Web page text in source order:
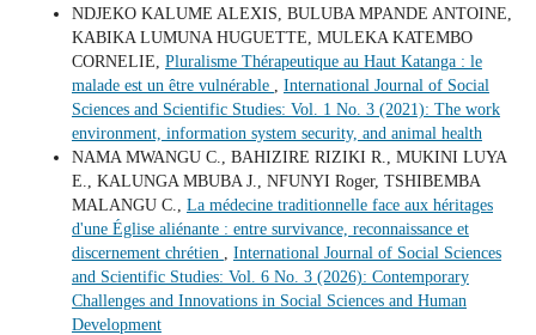
NDJEKO KALUME ALEXIS, BULUBA MPANDE ANTOINE,
KABIKA LUMUNA HUGUETTE, MULEKA KATEMBO
CORNELIE, Pluralisme Thérapeutique au Haut Katanga : le
malade est un être vulnérable
International Journal of Social
Sciences and Scientific Studies: Vol. 1 No. 3 (2021): The work
environment, information system security, and animal health
NAMA MWANGU C., BAHIZIRE RIZIKI R., MUKINI LUYA
E., KALUNGA MBUBA J., NFUNYI Roger, TSHIBEMBA
MALANGU C., La médecine traditionnelle face aux héritages
d'une Église aliénante : entre survivance, reconnaissance et
discernement chrétien
International Journal of Social Sciences
and Scientific Studies: Vol. 6 No. 3 (2026): Contemporary
Challenges and Innovations in Social Sciences and Human
Development